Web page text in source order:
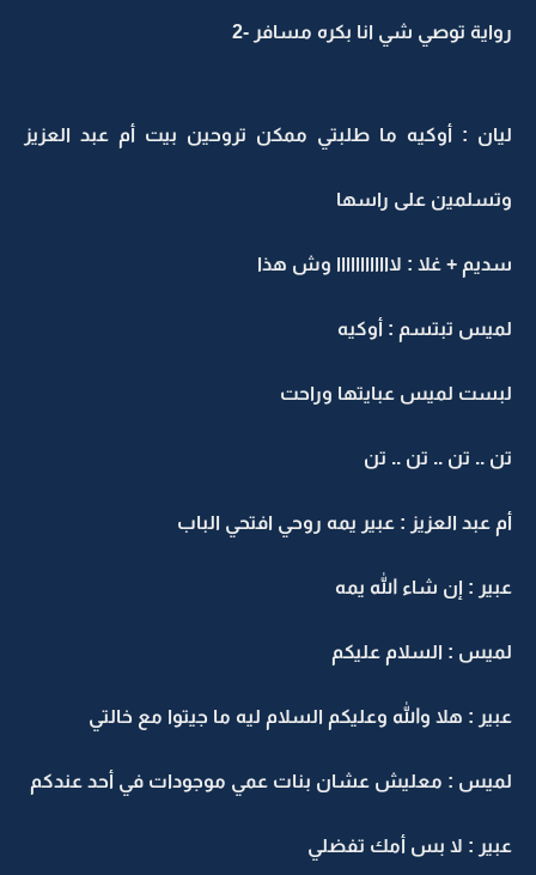
رواية توصي شي انا بكره مسافر -2
ليان : أوكيه ما طلبتي ممكن تروحين بيت أم عبد العزيز
وتسلمين على راسها
سديم + غلا : لاااااااااااا وش هذا
لميس تبتسم : أوكيه
لبست لميس عبايتها وراحت
تن .. تن .. تن .. تن
أم عبد العزيز : عبير يمه روحي افتحي الباب
عبير : إن شاء الله يمه
لميس : السلام عليكم
عبير : هلا والله وعليكم السلام ليه ما جيتوا مع خالتي
لميس : معليش عشان بنات عمي موجودات في أحد عندكم
عبير : لا بس أمك تفضلي